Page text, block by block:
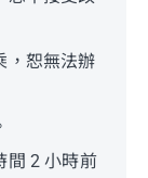
，恕無法辦
間 2 小時前